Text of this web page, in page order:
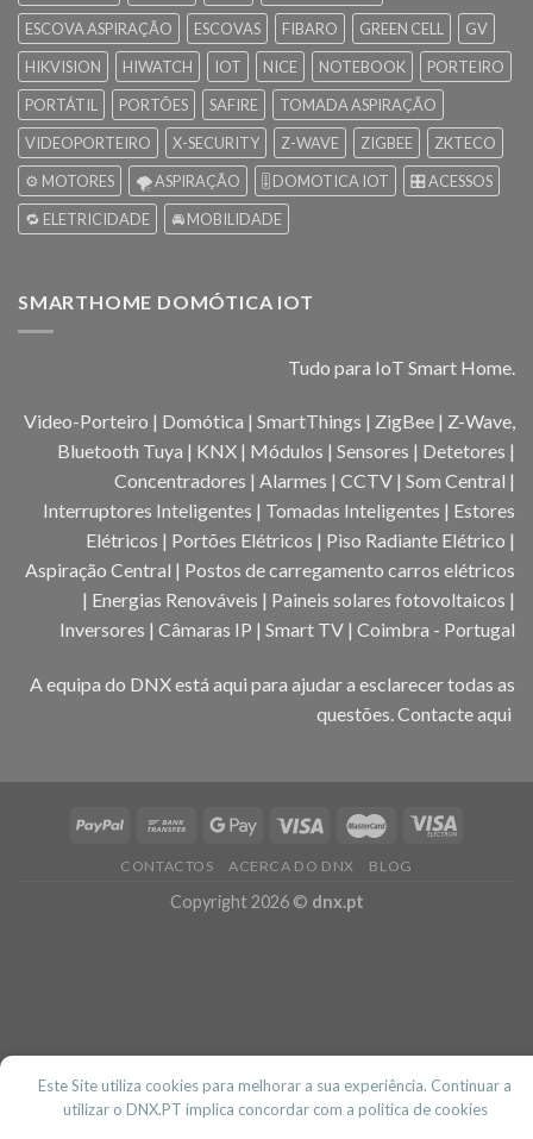
ESCOVA ASPIRAÇÃO
ESCOVAS FIBARO GREEN CELL
GV
HIKVISION
HIWATCH IOT NICE NOTEBOOK
PORTEIRO
PORTÁTIL
PORTÕES SAFIRE
TOMADA ASPIRAÇÃO
VIDEOPORTEIRO
X-SECURITY Z-WAVE ZIGBEE
ZKTECO
⚙️ MOTORES
🌪️ ASPIRAÇÃO 🎚️ DOMOTICA IOT
🎛️ ACESSOS
🔁 ELETRICIDADE
🚘 MOBILIDADE
SMARTHOME DOMÓTICA IOT
Tudo para IoT Smart Home.
Video-Porteiro | Domótica | SmartThings | ZigBee | Z-Wave,
Bluetooth Tuya | KNX | Módulos | Sensores | Detetores |
Concentradores | Alarmes | CCTV | Som Central |
Interruptores Inteligentes | Tomadas Inteligentes | Estores
Elétricos | Portões Elétricos | Piso Radiante Elétrico |
Aspiração Central | Postos de carregamento carros elétricos
| Energias Renováveis | Paineis solares fotovoltaicos |
Inversores | Câmaras IP | Smart TV | Coimbra - Portugal
A equipa do DNX está aqui para ajudar a esclarecer todas as
questões.Contacte aqui
CONTACTOS ACERCA DO DNX BLOG
Copyright 2026 © dnx.pt
Este Site utiliza cookies para melhorar a sua experiência. Continuar a
utilizar o DNX.PT implica concordar com a politica de cookies